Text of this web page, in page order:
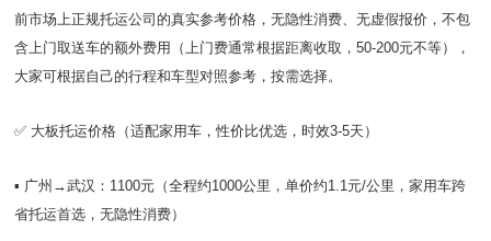
前市场上正规托运公司的真实参考价格，无隐性消费、无虚假报价，不包
含上门取送车的额外费用（上门费通常根据距离收取，50-200元不等），
大家可根据自己的行程和车型对照参考，按需选择。
✅ 大板托运价格（适配家用车，性价比优选，时效3-5天）
▪️ 广州→武汉：1100元（全程约1000公里，单价约1.1元/公里，家用车跨
省托运首选，无隐性消费）